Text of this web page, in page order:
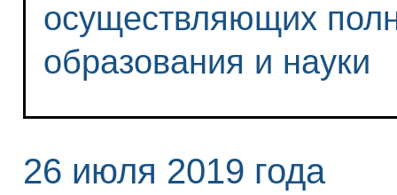
осуществляющих
образования и науки
26 июля 2019 года